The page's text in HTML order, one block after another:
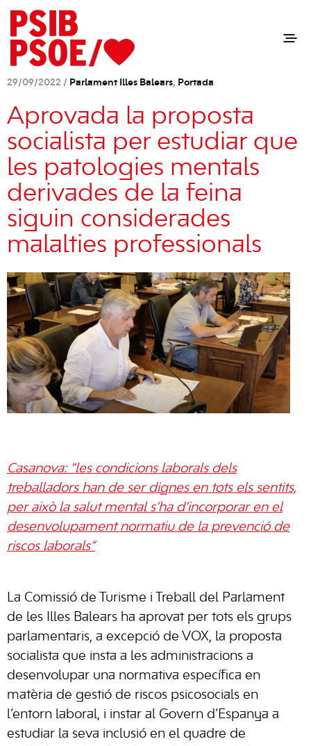
29/09/2022 / Parlament Illes Balears, Portada
Aprovada la proposta
socialista per estudiar que
les patologies mentals
derivades de la feina
siguin considerades
malalties professionals
Casanova: “les condicions laborals dels
treballadors han de ser dignes en tots els sentits,
per això la salut mental s’ha d’incorporar en el
desenvolupament normatiu de la prevenció de
riscos laborals”
La Comissió de Turisme i Treball del Parlament
de les Illes Balears ha aprovat per tots els grups
parlamentaris, a excepció de VOX, la proposta
socialista que insta a les administracions a
desenvolupar una normativa específica en
matèria de gestió de riscos psicosocials en
l’entorn laboral, i instar al Govern d’Espanya a
estudiar la seva inclusió en el quadre de